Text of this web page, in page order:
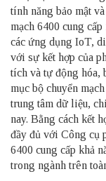
tính năng bảo mật
mạch 6400 cung
các ứng dụng IoT,
với sự kết hợp của
tích và tự động hóa,
mục bộ chuyển
trung tâm dữ liệu,
nay. Bằng cách kết
đầy đủ với Công cụ
6400 cung cấp khả
trong ngành trên